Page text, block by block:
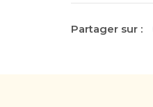
Partager sur :